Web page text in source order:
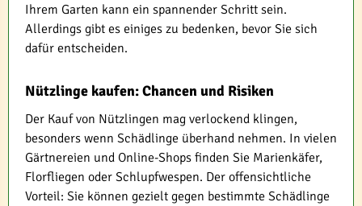
Ihrem Garten kann ein spannender Schritt sein.
Allerdings gibt es einiges zu bedenken, bevor Sie sich
dafür entscheiden.
Nützlinge kaufen: Chancen und Risiken
Der Kauf von Nützlingen mag verlockend klingen,
besonders wenn Schädlinge überhand nehmen. In vielen
Gärtnereien und Online-Shops finden Sie Marienkäfer,
Florfliegen oder Schlupfwespen. Der offensichtliche
Vorteil: Sie können gezielt gegen bestimmte Schädlinge